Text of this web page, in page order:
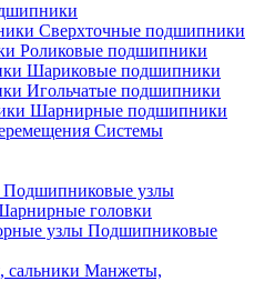
Сверхточные подшипники
Роликовые подшипники
Шариковые подшипники
Игольчатые подшипники
Шарнирные подшипники
Системы
Подшипниковые узлы
головки
Подшипниковые
Манжеты,